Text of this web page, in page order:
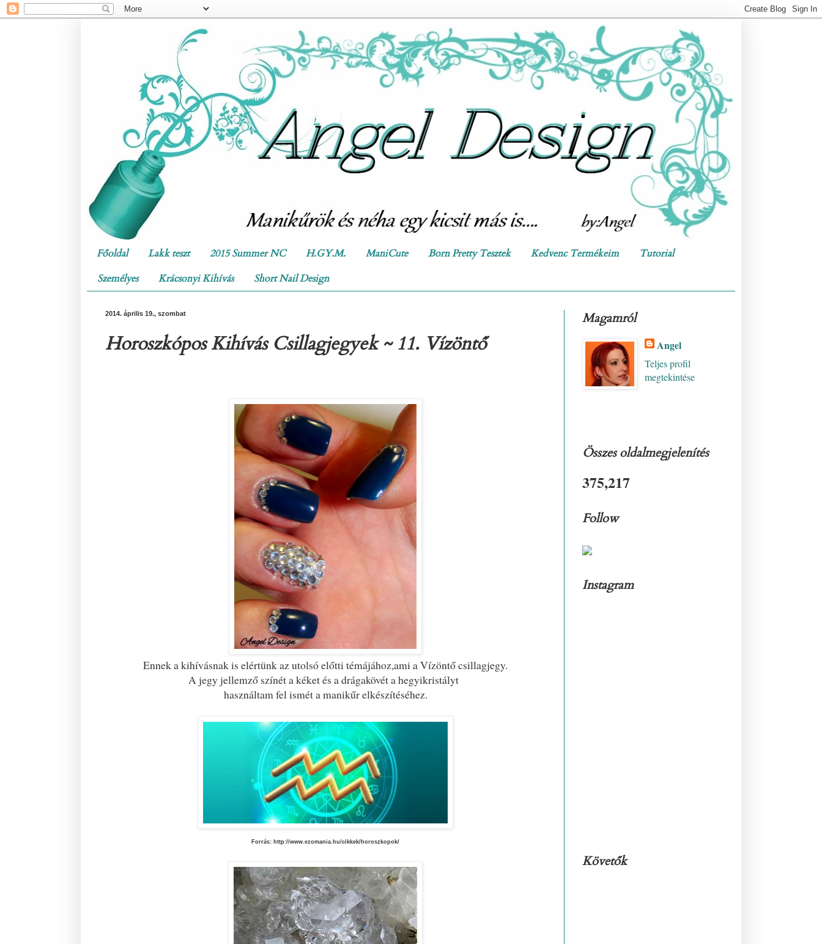
Főoldal Lakk teszt 2015 Summer NC H.GY.M. ManiCute Born Pretty Tesztek Kedvenc Termékeim
Tutorial
Személyes
Krácsonyi Kihívás Short Nail Design
2014. április 19., szombat
Horoszkópos Kihívás Csillagjegyek ~ 11. Vízöntő
Ennek a kihívásnak is elértünk az utolsó előtti témájához,ami a Vízöntő csillagjegy.
A jegy jellemző színét a kéket és a drágakövét a hegyikristályt
használtam fel ismét a manikűr elkészítéséhez.
Forrás: http://www.ezomania.hu/cikkek/horoszkopok/
Magamról
Angel
Teljes profil
megtekintése
Összes oldalmegjelenítés
375,217
Follow
Instagram
Követők